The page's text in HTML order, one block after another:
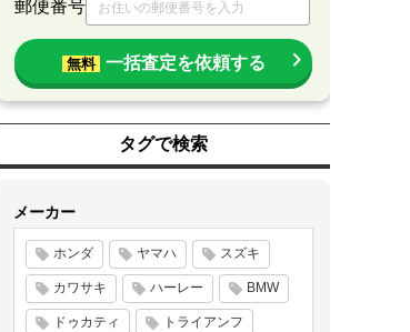
郵便番号
無料 一括査定を依頼する
タグで検索
メーカー
ホンダ ヤマハ スズキ
カワサキ ハーレー BMW
ドゥカティ トライアンフ